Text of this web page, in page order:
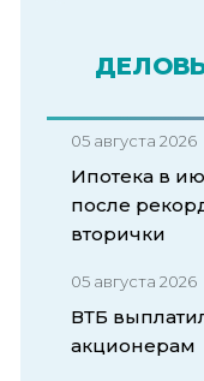
05 августа 2026
Ипотека в
после
вторички
05 августа 2026
ВТБ
акционерам